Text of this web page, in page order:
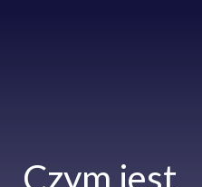
Czym jest